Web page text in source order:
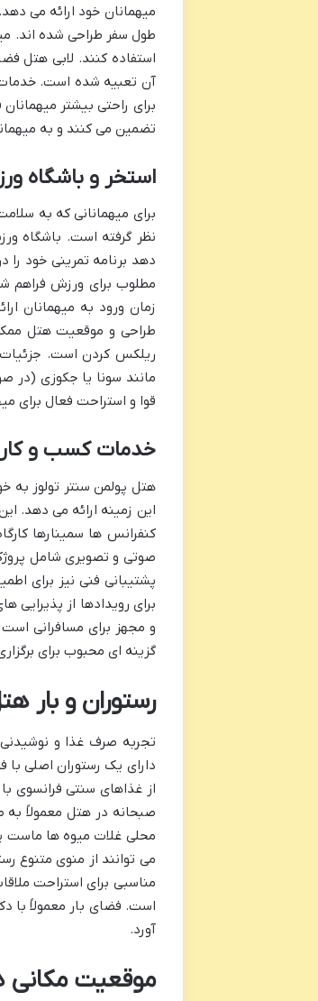
میهمانان خود ارائه می
طول سفر طراحی شده اند.
استفاده کنند. لابی هتل
برای راحتی بیشتر
تضمین می کنند و به
استخر و باشگاه
برای میهمانانی که به
نظر گرفته است. باشگاه
دهد برنامه تمرینی خود
مطلوب برای ورزش فراهم
زمان ورود به میهمانان
طراحی و موقعیت هتل
ریلکس کردن است. جزئیات
مانند سونا یا جکوزی (در
قوا و استراحت فعال برای
خدمات کسب و
هتل پولمن سنتر تولوز به
این زمینه ارائه می دهد.
کنفرانس ها سمینارها
صوتی و تصویری شامل
پشتیبانی فنی نیز برای
برای رویدادها از پذیرایی
و مجهز برای مسافرانی است
گزینه ای محبوب برای
رستوران و بار
تجربه صرف غذا و
دارای یک رستوران اصلی
از غذاهای سنتی فرانسوی
صبحانه در هتل معمولاً
محلی غلات میوه ها ماست
می توانند از منوی متنوع
مناسبی برای استراحت
است. فضای بار معمولاً با
آورد.
موقعیت مکانی